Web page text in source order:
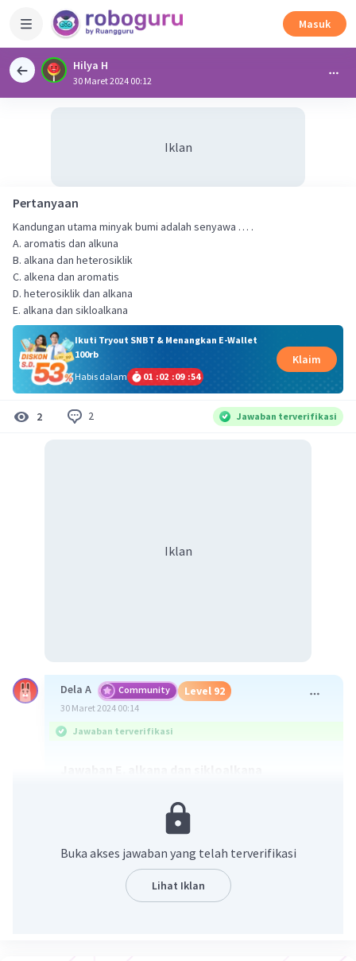
Masuk
Hilya H
30 Maret 2024 00:12
Iklan
Pertanyaan
Kandungan utama minyak bumi adalah senyawa … .
A. aromatis dan alkuna
B. alkana dan heterosiklik
C. alkena dan aromatis
D. heterosiklik dan alkana
E. alkana dan sikloalkana
Ikuti Tryout SNBT & Menangkan E-Wallet
100rb
Habis dalam
01 :02 :09 :53
Klaim
2 2 Jawaban terverifikasi
Iklan
Dela A Community Level 92
30 Maret 2024 00:14
Jawaban terverifikasi
Kandungan utama minyak bumi adalah senyawa
hidrokarbon, diantaranya :
1. Alkana
misal : n-oktana (rantai lurus) dan isooktana
(rantai bercabang)
2. Sikloalkana
Buka akses jawaban yang telah terverifikasi
Lihat Iklan